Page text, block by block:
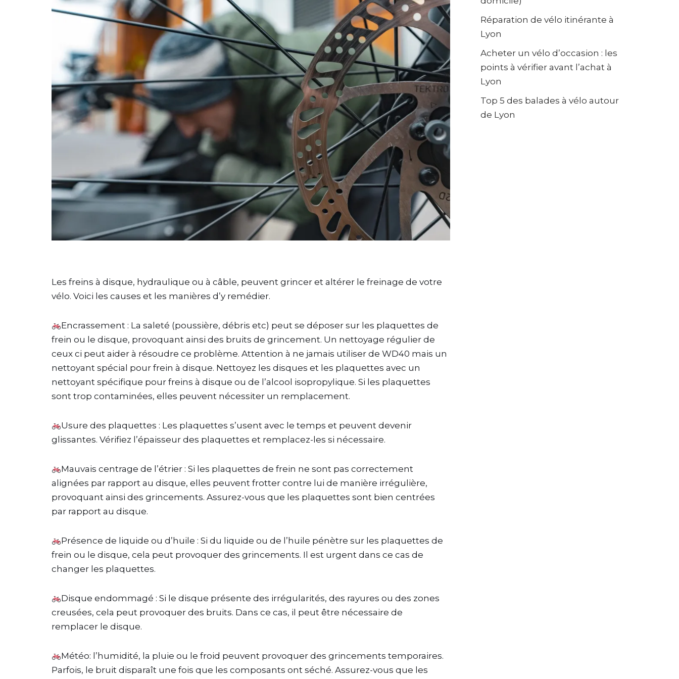
Les freins à disque, hydraulique ou à câble, peuvent grincer et altérer le freinage de votre
vélo. Voici les causes et les manières d’y remédier.
Encrassement : La saleté (poussière, débris etc) peut se déposer sur les plaquettes de
frein ou le disque, provoquant ainsi des bruits de grincement. Un nettoyage régulier de
ceux ci peut aider à résoudre ce problème. Attention à ne jamais utiliser de WD40 mais un
nettoyant spécial pour frein à disque. Nettoyez les disques et les plaquettes avec un
nettoyant spécifique pour freins à disque ou de l’alcool isopropylique. Si les plaquettes
sont trop contaminées, elles peuvent nécessiter un remplacement.
Usure des plaquettes : Les plaquettes s’usent avec le temps et peuvent devenir
glissantes. Vérifiez l’épaisseur des plaquettes et remplacez-les si nécessaire.
Mauvais centrage de l’étrier : Si les plaquettes de frein ne sont pas correctement
alignées par rapport au disque, elles peuvent frotter contre lui de manière irrégulière,
provoquant ainsi des grincements. Assurez-vous que les plaquettes sont bien centrées
par rapport au disque.
Présence de liquide ou d’huile : Si du liquide ou de l’huile pénètre sur les plaquettes de
frein ou le disque, cela peut provoquer des grincements. Il est urgent dans ce cas de
changer les plaquettes.
Disque endommagé : Si le disque présente des irrégularités, des rayures ou des zones
creusées, cela peut provoquer des bruits. Dans ce cas, il peut être nécessaire de
remplacer le disque.
Météo: l’humidité, la pluie ou le froid peuvent provoquer des grincements temporaires.
Parfois, le bruit disparaît une fois que les composants ont séché. Assurez-vous que les
Réparation de vélo itinérante à
Lyon
Acheter un vélo d’occasion : les
points à vérifier avant l’achat à
Lyon
Top 5 des balades à vélo autour
de Lyon